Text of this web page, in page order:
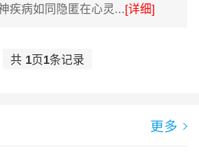
疾病如同隐匿在心灵...[详细]
共 1页1条记录
更多